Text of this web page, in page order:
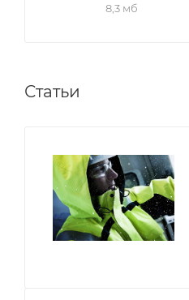
8,3 мб
Статьи